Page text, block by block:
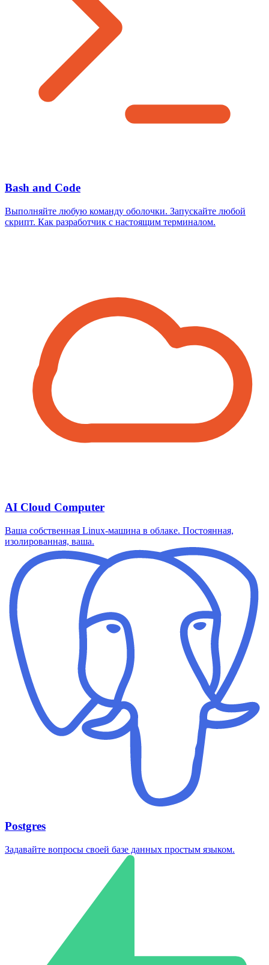
Bash and Code
Выполняйте любую команду оболочки. Запускайте любой
скрипт. Как разработчик с настоящим терминалом.
AI Cloud Computer
Ваша собственная Linux-машина в облаке. Постоянная,
изолированная, ваша.
Postgres
Задавайте вопросы своей базе данных простым языком.